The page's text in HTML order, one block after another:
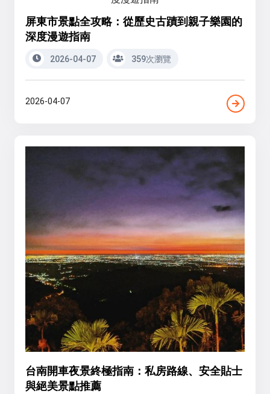
屏東市景點全攻略：從歷史古蹟到親子樂園的
深度漫遊指南
2026-04-07 359次瀏覽
2026-04-07
台南開車夜景終極指南：私房路線、安全貼士
與絕美景點推薦